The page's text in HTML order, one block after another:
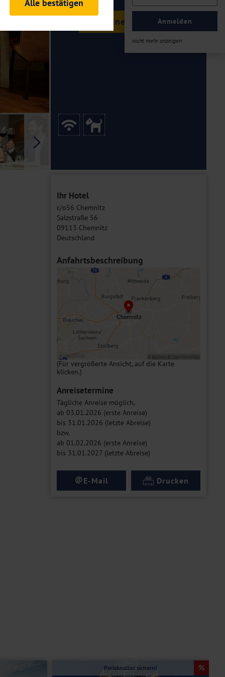
Anmelden
nicht mehr anzeigen
Termine & Preise
Ihr Hotel
c/o56 Chemnitz
Salzstraße 56
09113 Chemnitz
Deutschland
Anfahrtsbeschreibung
(Für vergrößerte Ansicht, auf die Karte
klicken.)
Anreisetermine
Tägliche Anreise möglich,
ab 03.01.2026 (erste Anreise)
bis 31.01.2026 (letzte Abreise)
bzw.
ab 01.02.2026 (erste Anreise)
bis 31.01.2027 (letzte Abreise)
@E-Mail Drucken
Preisknaller sichern!
und Analysen. Mithilfe
Auftritts ermitteln und
es zu einer Drittlands
Daten finden Sie in unseren
Alle bestätigen